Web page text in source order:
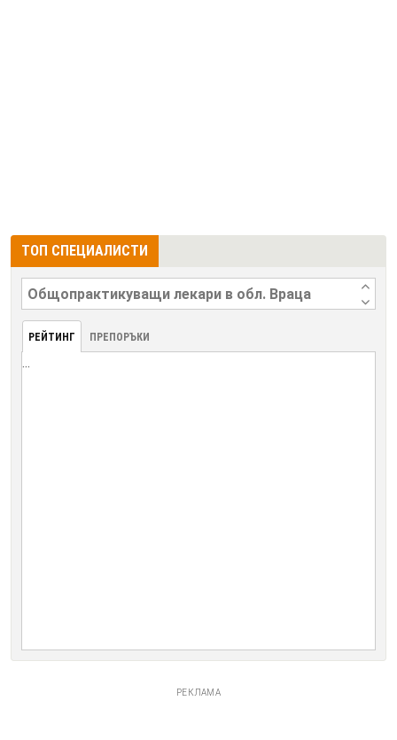
ТОП СПЕЦИАЛИСТИ
РЕЙТИНГ ПРЕПОРЪКИ
...
РЕКЛАМА